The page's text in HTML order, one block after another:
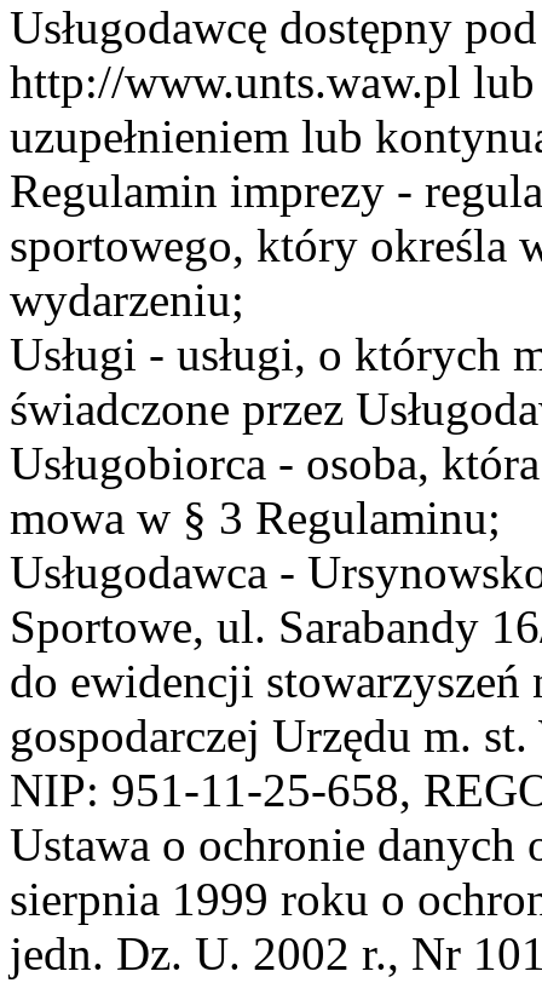
Usługodawcę dostępny
http://www.unts.waw.pl lub
uzupełnieniem lub
Regulamin imprezy -
sportowego, który określa
wydarzeniu;
Usługi - usługi, o których
świadczone przez
Usługobiorca - osoba,
mowa w § 3 Regulaminu;
Usługodawca -
Sportowe, ul. Sarabandy
do ewidencji stowarzyszeń
gospodarczej Urzędu m.
NIP: 951-11-25-658,
Ustawa o ochronie danych
sierpnia 1999 roku o
jedn. Dz. U. 2002 r., Nr